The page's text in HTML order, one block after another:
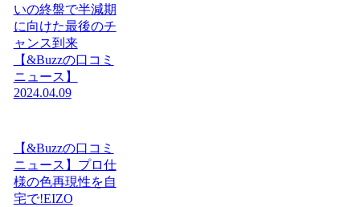
いの終盤で半減期
に向けた最後のチ
ャンス到来
【&Buzzの口コミ
ニュース】
2024.04.09
【&Buzzの口コミ
ニュース】プロ仕
様の色再現性を自
宅で!EIZO